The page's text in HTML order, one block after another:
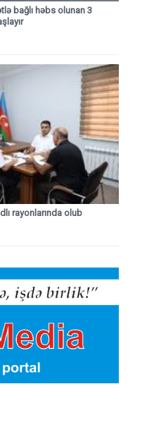
bağlı həbs olunan 3
rayonlarında olub